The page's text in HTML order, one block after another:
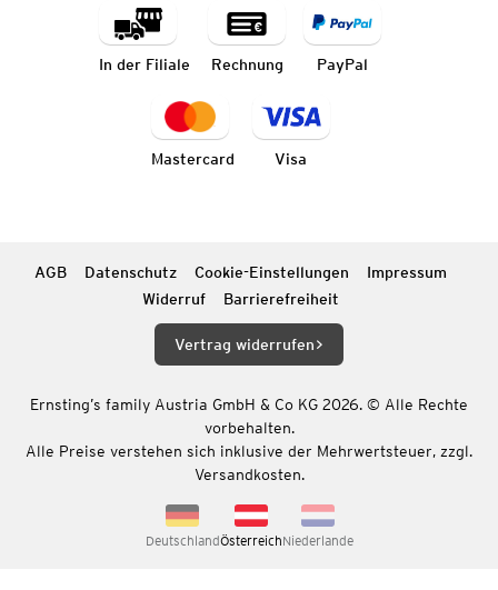
In der Filiale Rechnung PayPal
Mastercard Visa
AGB Datenschutz Cookie-Einstellungen
Impressum
Widerruf
Barrierefreiheit
Vertrag widerrufen
Ernsting’s family Austria GmbH & Co KG 2026. © Alle Rechte
vorbehalten.
Alle Preise verstehen sich inklusive der Mehrwertsteuer, zzgl.
Versandkosten.
DeutschlandÖsterreichNiederlande